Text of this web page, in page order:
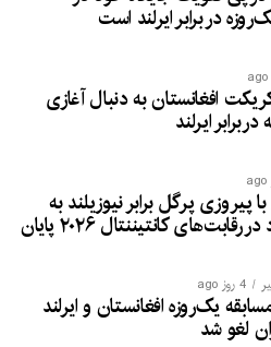
در برابر ایرلند است
افغانستان به دنبال آغازی
دربرابر ایرلند
پیروزی پرگل برابر نیوزیلند به
حضور خود در رقابت‌های کانتیننتال ۲۰۲۶ پایان
4 روز ago
یک‌روزه افغانستان و ایرلند
لغو شد